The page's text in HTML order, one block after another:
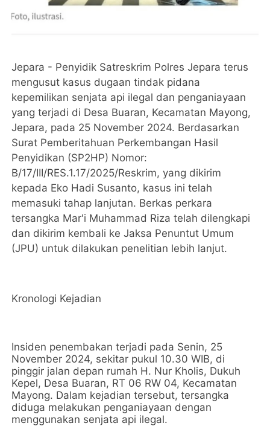
Jepara - Penyidik Satreskrim Polres Jepara terus
mengusut kasus dugaan tindak pidana
kepemilikan senjata api ilegal dan penganiayaan
yang terjadi di Desa Buaran, Kecamatan Mayong,
Jepara, pada 25 November 2024. Berdasarkan
Surat Pemberitahuan Perkembangan Hasil
Penyidikan (SP2HP) Nomor:
B/17/III/RES.1.17/2025/Reskrim, yang dikirim
kepada Eko Hadi Susanto, kasus ini telah
memasuki tahap lanjutan. Berkas perkara
tersangka Mar'i Muhammad Riza telah dilengkapi
dan dikirim kembali ke Jaksa Penuntut Umum
(JPU) untuk dilakukan penelitian lebih lanjut.
Kronologi Kejadian
Insiden penembakan terjadi pada Senin, 25
November 2024, sekitar pukul 10.30 WIB, di
pinggir jalan depan rumah H. Nur Kholis, Dukuh
Kepel, Desa Buaran, RT 06 RW 04, Kecamatan
Mayong. Dalam kejadian tersebut, tersangka
diduga melakukan penganiayaan dengan
menggunakan senjata api ilegal.